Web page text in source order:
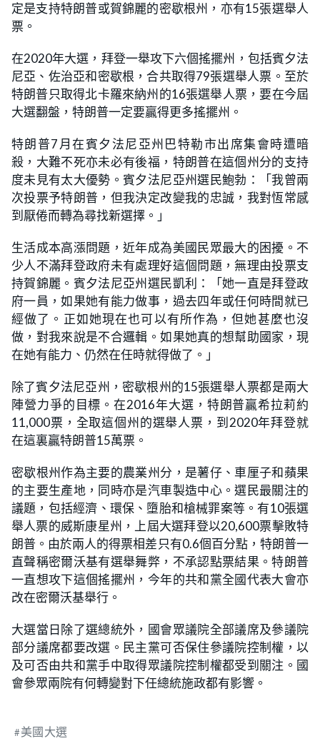
定是支持特朗普或賀錦麗的密歇根州，亦有15張選舉人
票。
在2020年大選，拜登一舉攻下六個搖擺州，包括賓夕法
尼亞、佐治亞和密歇根，合共取得79張選舉人票。至於
特朗普只取得北卡羅來納州的16張選舉人票，要在今屆
大選翻盤，特朗普一定要贏得更多搖擺州。
特朗普7月在賓夕法尼亞州巴特勒市出席集會時遭暗
殺，大難不死亦未必有後福，特朗普在這個州分的支持
度未見有太大優勢。賓夕法尼亞州選民鮑勃：「我曾兩
次投票予特朗普，但我決定改變我的忠誠，我對恆常感
到厭倦而轉為尋找新選擇。」
生活成本高漲問題，近年成為美國民眾最大的困擾。不
少人不滿拜登政府未有處理好這個問題，無理由投票支
持賀錦麗。賓夕法尼亞州選民凱利：「她一直是拜登政
府一員，如果她有能力做事，過去四年或任何時間就已
經做了。正如她現在也可以有所作為，但她甚麼也沒
做，對我來說是不合邏輯。如果她真的想幫助國家，現
在她有能力、仍然在任時就得做了。」
除了賓夕法尼亞州，密歇根州的15張選舉人票都是兩大
陣營力爭的目標。在2016年大選，特朗普贏希拉莉約
11,000票，全取這個州的選舉人票，到2020年拜登就
在這裏贏特朗普15萬票。
密歇根州作為主要的農業州分，是薯仔、車厘子和蘋果
的主要生產地，同時亦是汽車製造中心。選民最關注的
議題，包括經濟、環保、墮胎和槍械罪案等。有10張選
舉人票的威斯康星州，上屆大選拜登以20,600票擊敗特
朗普。由於兩人的得票相差只有0.6個百分點，特朗普一
直聲稱密爾沃基有選舉舞弊，不承認點票結果。特朗普
一直想攻下這個搖擺州，今年的共和黨全國代表大會亦
改在密爾沃基舉行。
大選當日除了選總統外，國會眾議院全部議席及參議院
部分議席都要改選。民主黨可否保住參議院控制權，以
及可否由共和黨手中取得眾議院控制權都受到關注。國
會參眾兩院有何轉變對下任總統施政都有影響。
美國大選